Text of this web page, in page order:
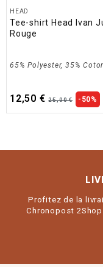
HEAD
Tee-shirt Head Ivan
Rouge
65% Polyester, 35%
12,50 € 25,00 € -50%
Profitez de la
Chronopost